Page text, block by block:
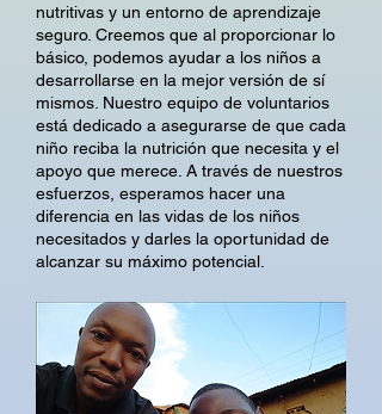
nutritivas y un entorno de aprendizaje
seguro. Creemos que al proporcionar lo
básico, podemos ayudar a los niños a
desarrollarse en la mejor versión de sí
mismos. Nuestro equipo de voluntarios
está dedicado a asegurarse de que cada
niño reciba la nutrición que necesita y el
apoyo que merece. A través de nuestros
esfuerzos, esperamos hacer una
diferencia en las vidas de los niños
necesitados y darles la oportunidad de
alcanzar su máximo potencial.